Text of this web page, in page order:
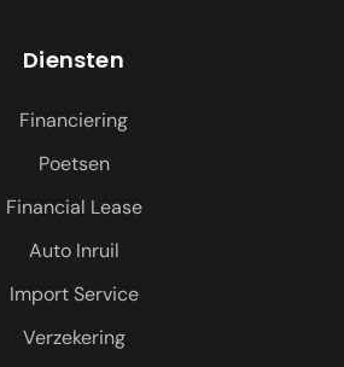
Diensten
Financiering
Poetsen
Financial Lease
Auto Inruil
Import Service
Verzekering